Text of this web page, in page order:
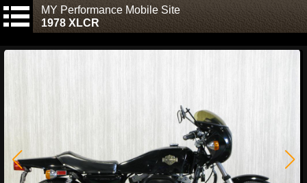
MY Performance Mobile Site
1978 XLCR